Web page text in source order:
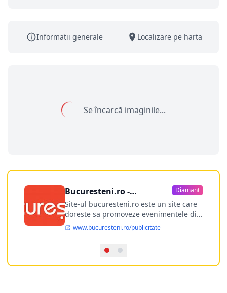
Informatii generale Localizare pe harta
Se încarcă imaginile...
Bucuresteni.ro -
publicitate online
Diamant
Site-ul bucuresteni.ro este un site care
doreste sa promoveze evenimentele din
Bucuresti si nu numai, sa puna la
dispozitia utilizatorului cea mai
Bucuresti-ului, si in acelasi timp sa
ofere posibilitatea firmel...
www.bucuresteni.ro/publicitate